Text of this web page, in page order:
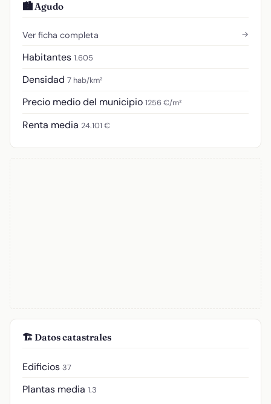
🏙️ Agudo
Ver ficha completa →
Habitantes 1.605
Densidad 7 hab/km²
Precio medio del municipio 1256 €/m²
Renta media 24.101 €
🏗️ Datos catastrales
Edificios 37
Plantas media 1.3